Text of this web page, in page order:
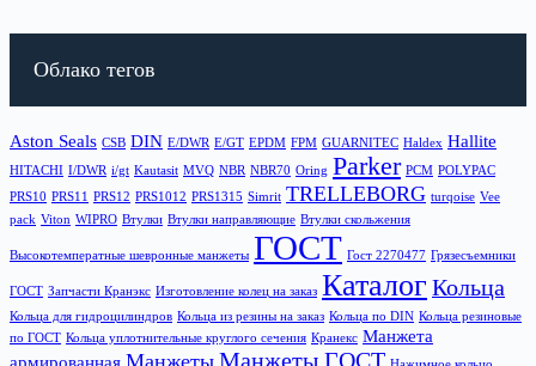
Облако тегов
Aston Seals CSB DIN E/DWR E/GT EPDM FPM GUARNITEC Haldex Hallite
HITACHI I/DWR i/gt Kautasit MVQ NBR NBR70 Oring Parker PCM POLYPAC
PRS10 PRS11 PRS12 PRS1012 PRS1315 Simrit TRELLEBORG turqoise Vee
pack Viton WIPRO Втулки Втулки направляющие Втулки скольжения
Высокотемператные шевронные манжеты ГОСТ Гост 2270477 Грязесъемники
ГОСТ Запчасти Кранэкс Изготовление колец на заказ Каталог Кольца
Кольца для гидроцилиндров Кольца из резины на заказ Кольца по DIN Кольца резиновые
по ГОСТ Кольца уплотнительные круглого сечения Кранекс Манжета
Манжеты ГОСТ